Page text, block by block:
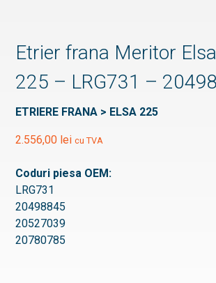
Etrier frana Meritor Elsa
225 – LRG731 –
ETRIERE FRANA > ELSA 225
2.556,00 lei cu TVA
Coduri piesa OEM:
LRG731
20498845
20527039
20780785